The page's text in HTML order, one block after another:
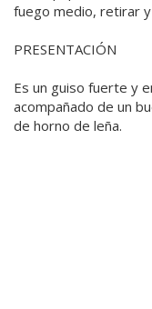
fuego medio, retirar
PRESENTACIÓN
Es un guiso fuerte y
acompañado de un
de horno de leña.